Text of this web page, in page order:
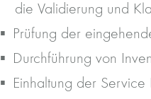
die Validierung und
Prüfung der
Durchführung von
Einhaltung der